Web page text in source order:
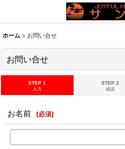
ホーム > お問い合せ
お問い合せ
STEP 1
入力
STEP 2
確認
お名前 [必須]